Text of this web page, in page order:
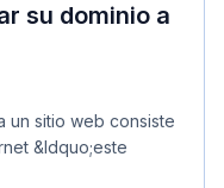
su dominio a
un sitio web consiste
&ldquo;este